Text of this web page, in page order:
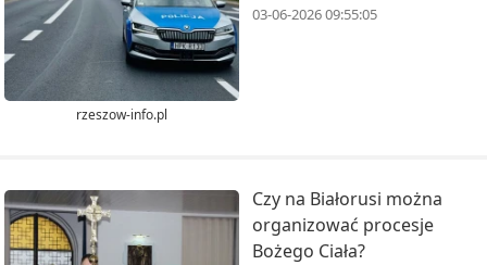
rzeszow-info.pl
03-06-2026 09:55:05
Czy na Białorusi można
organizować procesje
Bożego Ciała?